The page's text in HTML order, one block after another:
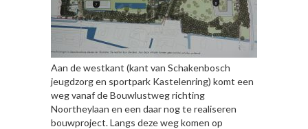
Aan de westkant (kant van Schakenbosch
jeugdzorg en sportpark Kastelenring) komt een
weg vanaf de Bouwlustweg richting
Noortheylaan en een daar nog te realiseren
bouwproject. Langs deze weg komen op